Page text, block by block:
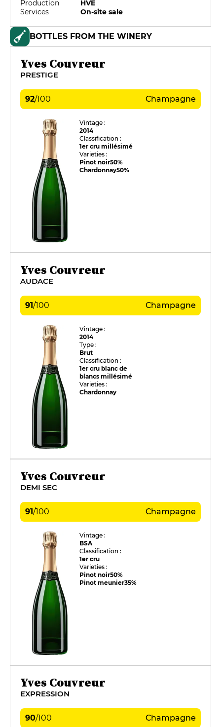
Production
HVE
Services
On-site sale
BOTTLES FROM THE WINERY
Yves Couvreur
PRESTIGE
92/100 Champagne
Vintage :
2014
Classification :
1er cru millésimé
Varieties :
Pinot noir50%
Chardonnay50%
Yves Couvreur
AUDACE
91/100 Champagne
Vintage :
2014
Type :
Brut
Classification :
1er cru blanc de
blancs millésimé
Varieties :
Chardonnay
Yves Couvreur
DEMI SEC
91/100 Champagne
Vintage :
BSA
Classification :
1er cru
Varieties :
Pinot noir50%
Pinot meunier35%
Yves Couvreur
EXPRESSION
90/100 Champagne